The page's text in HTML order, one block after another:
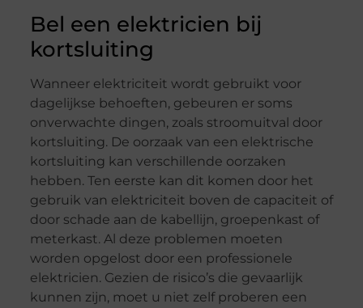
Bel een elektricien bij
kortsluiting
Wanneer elektriciteit wordt gebruikt voor
dagelijkse behoeften, gebeuren er soms
onverwachte dingen, zoals stroomuitval door
kortsluiting. De oorzaak van een elektrische
kortsluiting kan verschillende oorzaken
hebben. Ten eerste kan dit komen door het
gebruik van elektriciteit boven de capaciteit of
door schade aan de kabellijn, groepenkast of
meterkast. Al deze problemen moeten
worden opgelost door een professionele
elektricien. Gezien de risico’s die gevaarlijk
kunnen zijn, moet u niet zelf proberen een